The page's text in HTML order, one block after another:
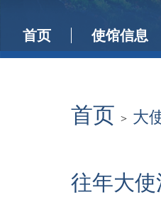
首页 使馆信息
首页 > 大
往年大